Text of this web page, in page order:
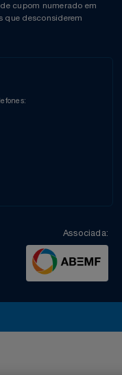
cupom numerado em
que desconsiderem
Associada: